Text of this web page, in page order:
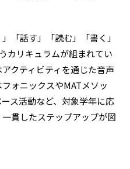
「話す」「読む」「書く」
カリキュラムが組まれてい
クティビティを通じた音声
ォニックスやMATメソッ
ス活動など、対象学年に応
貫したステップアップが図